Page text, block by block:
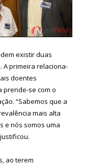
existir duas
A primeira relaciona-
doentes
prende-se com o
“Sabemos que a
mais alta
e nós somos uma
ao terem